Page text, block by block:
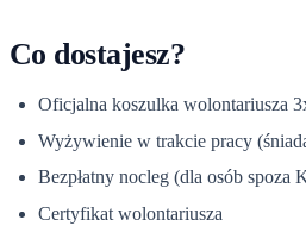
Co dostajesz?
Oficjalna koszulka wolontariusza
Wyżywienie w trakcie pracy
Bezpłatny nocleg (dla osób spoza
Certyfikat wolontariusza